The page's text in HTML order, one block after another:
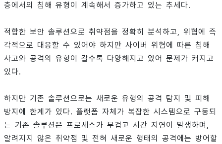
층에서의 침해 유형이 계속해서 증가하고 있는 추세다.
적합한 보안 솔루션으로 취약점을 정확히 분석하고, 위협에 즉
각적으로 대응할 수 있어야 하지만 사이버 위협에 따른 침해
사고와 공격의 유형이 갈수록 다양해지고 있어 문제가 커지고
있다.
하지만 기존 솔루션으로는 새로운 유형의 공격 탐지 및 피해
방지에 한계가 있다. 플랫폼 자체가 복잡한 시스템으로 구동되
는 기존 솔루션은 프로세스가 무겁고 시간 지연이 발생하며,
알려지지 않은 취약점 및 전혀 새로운 형태의 공격에는 방어할